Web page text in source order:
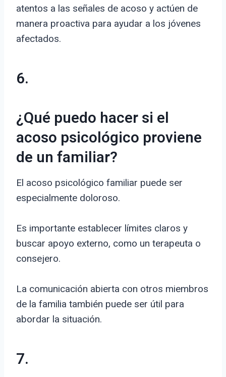
atentos a las señales de acoso y actúen de
manera proactiva para ayudar a los jóvenes
afectados.
6.
¿Qué puedo hacer si el
acoso psicológico proviene
de un familiar?
El acoso psicológico familiar puede ser
especialmente doloroso.
Es importante establecer límites claros y
buscar apoyo externo, como un terapeuta o
consejero.
La comunicación abierta con otros miembros
de la familia también puede ser útil para
abordar la situación.
7.